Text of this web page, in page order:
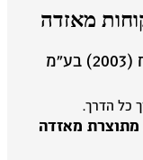
מאזדה
הדרך.
מאזדה